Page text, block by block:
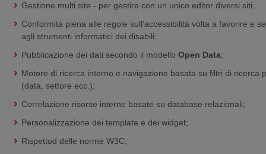
Gestione multi site - per gestire con un unico editor diversi siti;
Conformità piena alle regole sull'accessibilità volta a favorire e
agli strumenti informatici dei disabili;
Pubblicazione dei dati secondo il modello Open Data;
Motore di ricerca interno e navigazione basata su filtri di ricerca
(data, settore ecc.);
Correlazione risorse interne basate su database relazionali;
Personalizzazione dei template e dei widget;
Rispettod delle norme W3C;